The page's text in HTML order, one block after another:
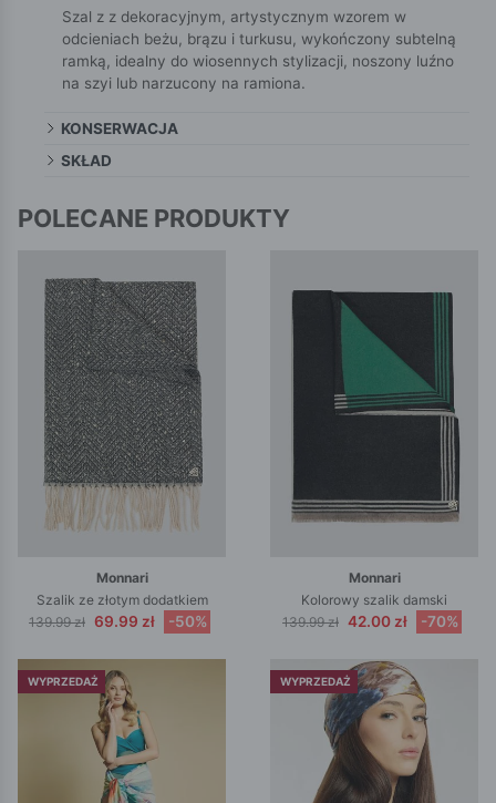
Szal z z dekoracyjnym, artystycznym wzorem w
odcieniach beżu, brązu i turkusu, wykończony subtelną
ramką, idealny do wiosennych stylizacji, noszony luźno
na szyi lub narzucony na ramiona.
KONSERWACJA
SKŁAD
POLECANE PRODUKTY
Monnari
Szalik ze złotym dodatkiem
139.99 zł 69.99 zł -50%
Monnari
Kolorowy szalik damski
139.99 zł 42.00 zł -70%
WYPRZEDAŻ WYPRZEDAŻ